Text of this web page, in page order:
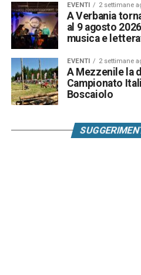
EVENTI 2 settimane
A Verbania
al 9 agosto
musica e
EVENTI 2 settimane
A Mezzenile la
Campionato
Boscaiolo